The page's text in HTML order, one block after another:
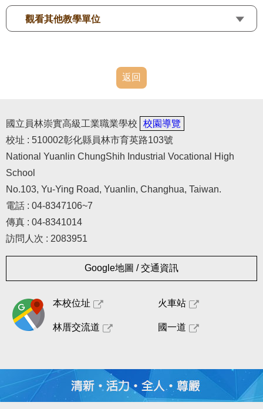
觀看其他教學單位
返回
國立員林崇實高級工業職業學校
校園導覽
校址 : 510002彰化縣員林市育英路103號
National Yuanlin ChungShih Industrial Vocational High
School
No.103, Yu-Ying Road, Yuanlin, Changhua, Taiwan.
電話 : 04-8347106~7
傳真 : 04-8341014
訪問人次 : 2083951
Google地圖 / 交通資訊
本校位址 火車站
林厝交流道 國一道